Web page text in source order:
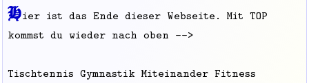
Hier ist das Ende dieser Webseite. Mit TOP
kommst du wieder nach oben -->
Tischtennis Gymnastik Miteinander Fitness